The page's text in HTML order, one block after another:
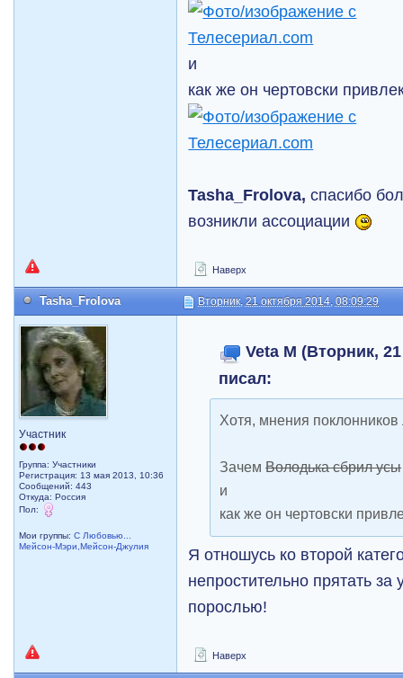
и
как же он чертовски
Tasha_Frolova, спасибо
возникли ассоциации
Наверх
Tasha_Frolova Вторник, 21 октября 2014, 08:09:29
Участник
Группа: Участники
Регистрация: 13 мая 2013, 10:36
Сообщений: 443
Откуда: Россия
Пол:
Мои группы:С Любовью...
Мейсон-Мэри,Мейсон-Джулия
Veta M (Вторник,
писал:
Хотя, мнения
ЗачемВолодька сбрил усы
и
как же он чертовски
Я отношусь ко второй
непростительно прятать
порослью!
Наверх